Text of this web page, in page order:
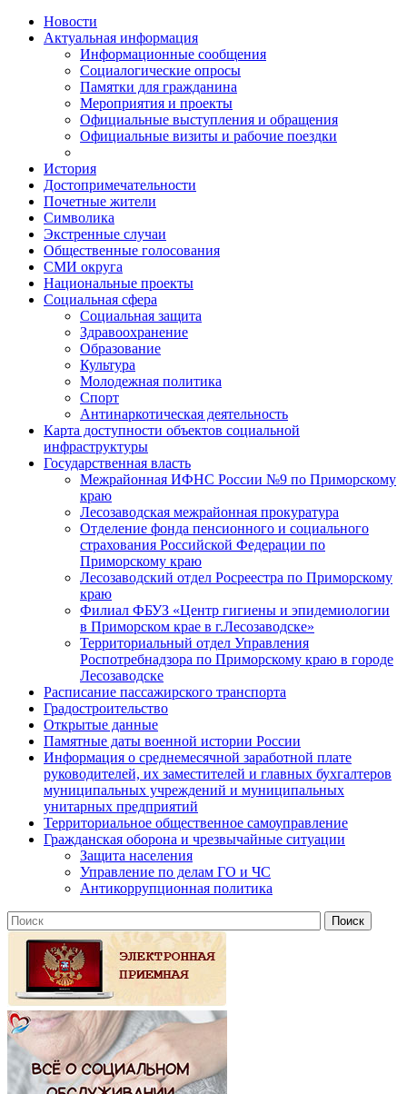
Новости
Актуальная информация
Информационные сообщения
Социалогические опросы
Памятки для гражданина
Мероприятия и проекты
Официальные выступления и обращения
Официальные визиты и рабочие поездки
История
Достопримечательности
Почетные жители
Символика
Экстренные случаи
Общественные голосования
СМИ округа
Национальные проекты
Социальная сфера
Социальная защита
Здравоохранение
Образование
Культура
Молодежная политика
Спорт
Антинаркотическая деятельность
Карта доступности объектов социальной
инфраструктуры
Государственная власть
Межрайонная ИФНС России №9 по Приморскому
краю
Лесозаводская межрайонная прокуратура
Отделение фонда пенсионного и социального
страхования Российской Федерации по
Приморскому краю
Лесозаводский отдел Росреестра по Приморскому
краю
Филиал ФБУЗ «Центр гигиены и эпидемиологии
в Приморском крае в г.Лесозаводске»
Территориальный отдел Управления
Роспотребнадзора по Приморскому краю в городе
Лесозаводске
Расписание пассажирского транспорта
Градостроительство
Открытые данные
Памятные даты военной истории России
Информация о среднемесячной заработной плате
руководителей, их заместителей и главных бухгалтеров
муниципальных учреждений и муниципальных
унитарных предприятий
Территориальное общественное самоуправление
Гражданская оборона и чрезвычайные ситуации
Защита населения
Управление по делам ГО и ЧС
Антикоррупционная политика